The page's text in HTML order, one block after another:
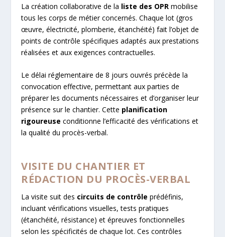
La création collaborative de la liste des OPR mobilise
tous les corps de métier concernés. Chaque lot (gros
œuvre, électricité, plomberie, étanchéité) fait l’objet de
points de contrôle spécifiques adaptés aux prestations
réalisées et aux exigences contractuelles.
Le délai réglementaire de 8 jours ouvrés précède la
convocation effective, permettant aux parties de
préparer les documents nécessaires et d’organiser leur
présence sur le chantier. Cette planification
rigoureuse conditionne l’efficacité des vérifications et
la qualité du procès-verbal.
VISITE DU CHANTIER ET
RÉDACTION DU PROCÈS-VERBAL
La visite suit des circuits de contrôle prédéfinis,
incluant vérifications visuelles, tests pratiques
(étanchéité, résistance) et épreuves fonctionnelles
selon les spécificités de chaque lot. Ces contrôles